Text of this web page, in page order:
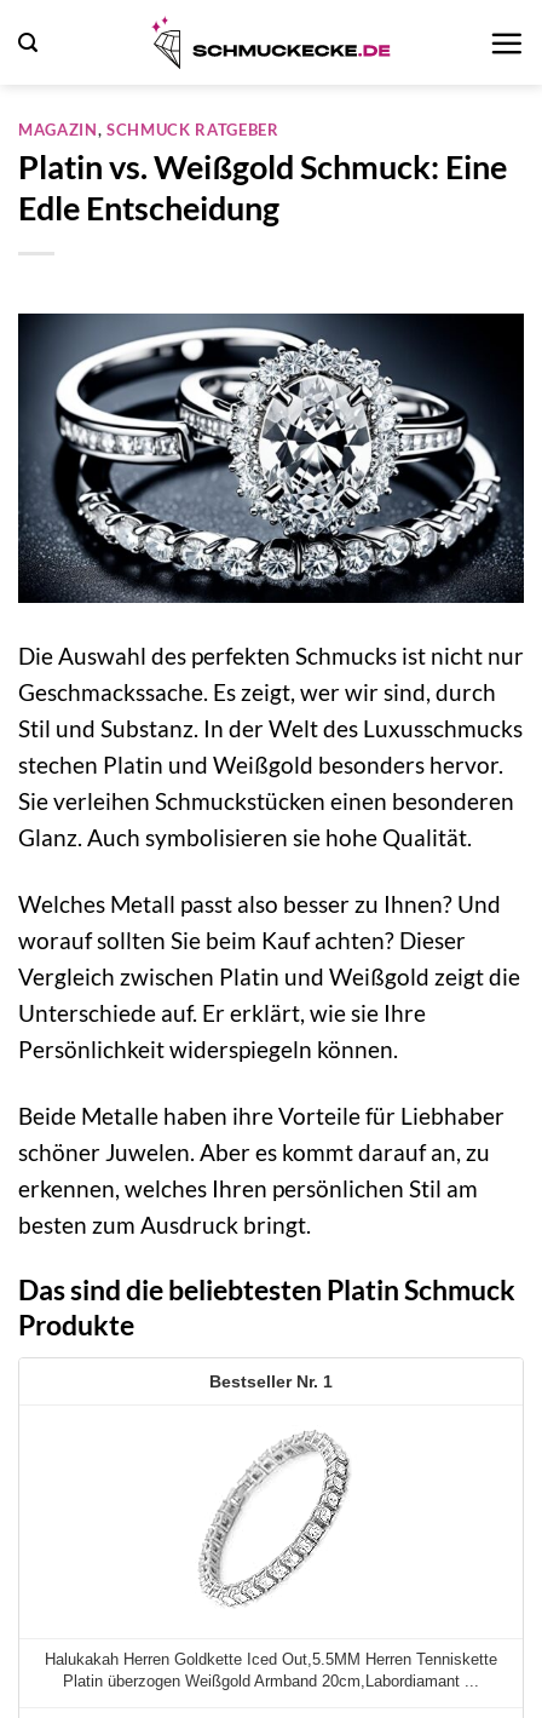
Inhalt
MAGAZIN,SCHMUCK RATGEBER
Platin vs. Weißgold Schmuck: Eine
Edle Entscheidung
Die Auswahl des perfekten Schmucks ist nicht nur
Geschmackssache. Es zeigt, wer wir sind, durch
Stil und Substanz. In der Welt des Luxusschmucks
stechen Platin und Weißgold besonders hervor.
Sie verleihen Schmuckstücken einen besonderen
Glanz. Auch symbolisieren sie hohe Qualität.
Welches Metall passt also besser zu Ihnen? Und
worauf sollten Sie beim Kauf achten? Dieser
Vergleich zwischen Platin und Weißgold zeigt die
Unterschiede auf. Er erklärt, wie sie Ihre
Persönlichkeit widerspiegeln können.
Beide Metalle haben ihre Vorteile für Liebhaber
schöner Juwelen. Aber es kommt darauf an, zu
erkennen, welches Ihren persönlichen Stil am
besten zum Ausdruck bringt.
Das sind die beliebtesten Platin Schmuck
Produkte
1
Halukakah Herren Goldkette Iced Out,5.5MM Herren Tenniskette
Platin überzogen Weißgold Armband 20cm,Labordiamant ...